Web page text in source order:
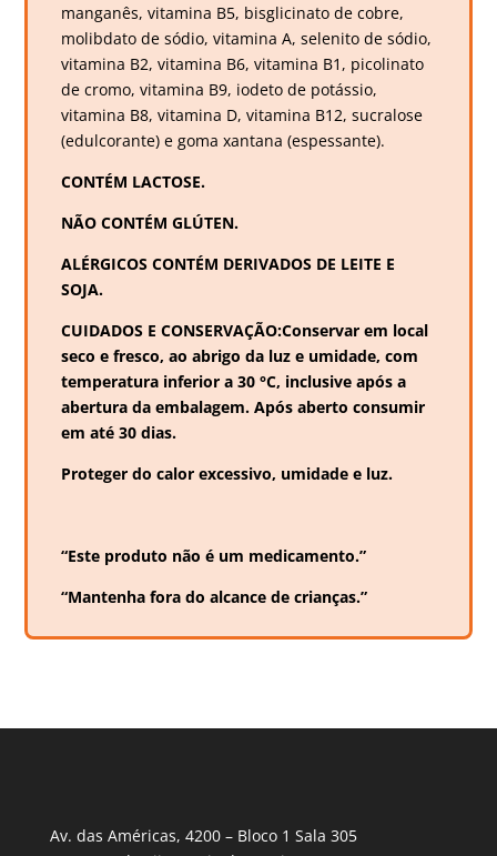
manganês, vitamina B5, bisglicinato de cobre,
molibdato de sódio, vitamina A, selenito de sódio,
vitamina B2, vitamina B6, vitamina B1, picolinato
de cromo, vitamina B9, iodeto de potássio,
vitamina B8, vitamina D, vitamina B12, sucralose
(edulcorante) e goma xantana (espessante).
CONTÉM LACTOSE.
NÃO CONTÉM GLÚTEN.
ALÉRGICOS CONTÉM DERIVADOS DE LEITE E
SOJA.
CUIDADOS E CONSERVAÇÃO:Conservar em local
seco e fresco, ao abrigo da luz e umidade, com
temperatura inferior a 30 °C, inclusive após a
abertura da embalagem. Após aberto consumir
em até 30 dias.
Proteger do calor excessivo, umidade e luz.
“Este produto não é um medicamento.”
“Mantenha fora do alcance de crianças.”
Av. das Américas, 4200 – Bloco 1 Sala 305